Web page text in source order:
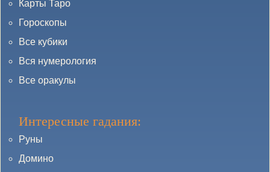
Карты Таро
Гороскопы
Все кубики
Вся нумерология
Все оракулы
Интересные гадания:
Руны
Домино